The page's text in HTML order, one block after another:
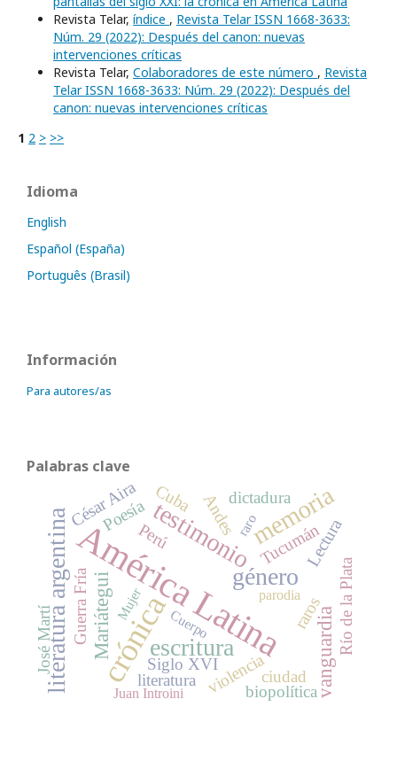
Revista Telar, índice , Revista Telar ISSN 1668-3633:
Núm. 29 (2022): Después del canon: nuevas
intervenciones críticas
Revista Telar, Colaboradores de este número , Revista
Telar ISSN 1668-3633: Núm. 29 (2022): Después del
canon: nuevas intervenciones críticas
1 2 > >>
Idioma
English
Español (España)
Português (Brasil)
Información
Para autores/as
Palabras clave
América Latina
crónica
género
escritura
testimoniomemoria
literatura argentina Mariátegui vanguardia
Andes
Siglo XVI
Poesía
Río de la Plata
violencia
Lectura
dictadura
Tucumán
raros
César Aira
biopolítica
Guerra Fría
Cuba
literatura
José Martí
Perú
ciudad
Cuerpo
Mujer
Juan Introini
parodia
raro